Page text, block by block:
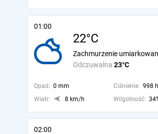
01:00
22°C
Odczuwalna 23°C
Zachmurzenie
Opad: 0 mm Ciśnienie: 998
Wiatr:
8 km/h Wilgotność:
02:00